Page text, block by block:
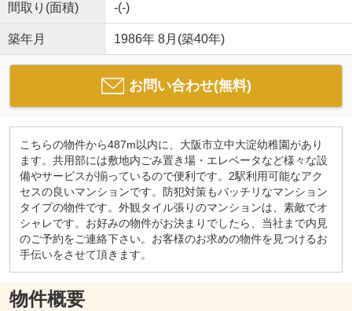
間取り(面積) -(-)
築年月 1986年 8月(築40年)
お問い合わせ(無料)
こちらの物件から487m以内に、大阪市立中大淀幼稚園があり
ます。共用部には敷地内ごみ置き場・エレベータなど様々な設
備やサービスが揃っているので便利です。2駅利用可能なアク
セスの良いマンションです。防犯対策もバッチリなマンション
タイプの物件です。外観タイル張りのマンションは、素敵でオ
シャレです。お好みの物件がお決まりでしたら、当社まで内見
のご予約をご連絡下さい。お客様のお求めの物件を見つけるお
手伝いをさせて頂きます。
物件概要